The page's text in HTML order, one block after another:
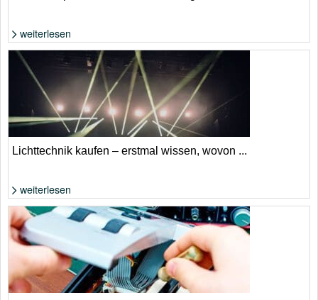
Foto: Shutterstock von Oleg Mikhaylov
weiterlesen
Foto: Shutterstock von sjonniesfotos
Lichttechnik kaufen – erstmal wissen, wovon ...
weiterlesen